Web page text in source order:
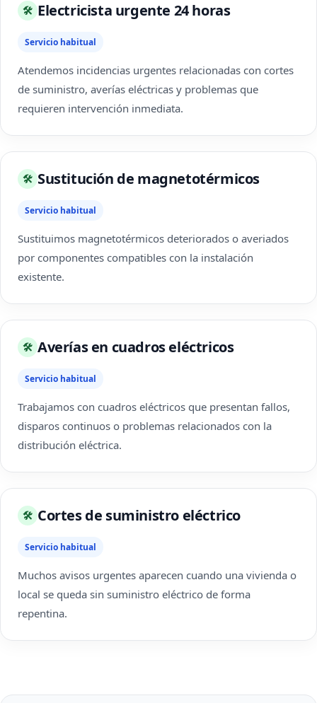
🛠 Electricista urgente 24 horas
Servicio habitual
Atendemos incidencias urgentes relacionadas con cortes
de suministro, averías eléctricas y problemas que
requieren intervención inmediata.
🛠 Sustitución de magnetotérmicos
Servicio habitual
Sustituimos magnetotérmicos deteriorados o averiados
por componentes compatibles con la instalación
existente.
🛠 Averías en cuadros eléctricos
Servicio habitual
Trabajamos con cuadros eléctricos que presentan fallos,
disparos continuos o problemas relacionados con la
distribución eléctrica.
🛠 Cortes de suministro eléctrico
Servicio habitual
Muchos avisos urgentes aparecen cuando una vivienda o
local se queda sin suministro eléctrico de forma
repentina.